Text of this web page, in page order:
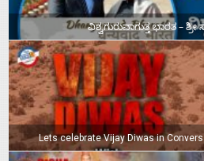
ವಿಶ್ವಗುರುವಾಗುತ್ತ ಭಾರತ –
Lets celebrate Vijay Diwas in